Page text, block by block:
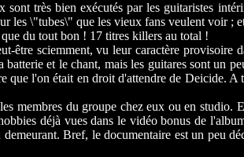
très bien exécutés par les guitaristes
les \"tubes\" que les vieux fans veulent voir ;
du tout bon ! 17 titres killers au total !
être sciemment, vu leur caractère provisoire
et le chant, mais les guitares sont un
que l'on était en droit d'attendre de Deicide. A
membres du groupe chez eux ou en studio.
déjà vues dans le vidéo bonus de
Bref, le documentaire est un peu